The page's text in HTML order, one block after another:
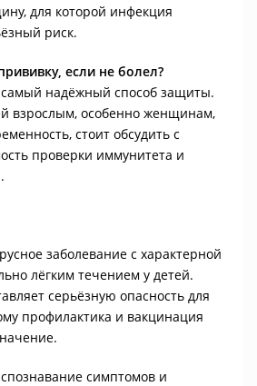
для которой инфекция
риск.
если не болел?
надёжный способ защиты.
взрослым, особенно женщинам,
стоит обсудить с
проверки иммунитета и
заболевание с характерной
лёгким течением у детей.
серьёзную опасность для
профилактика и вакцинация
симптомов и